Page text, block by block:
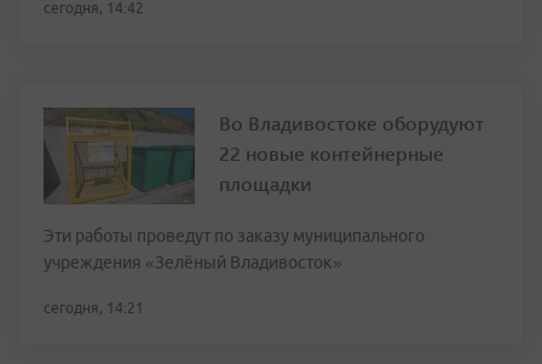
сегодня, 14:42
Во Владивостоке оборудуют
22 новые контейнерные
площадки
Эти работы проведут по заказу муниципального
учреждения «Зелёный Владивосток»
сегодня, 14:21